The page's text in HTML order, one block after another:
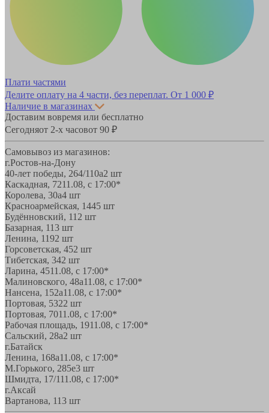
Плати частями
Делите оплату на 4 части, без переплат. От 1 000 ₽
Наличие в магазинах
Доставим вовремя или бесплатно
Сегодняот 2-х часовот 90 ₽
Самовывоз из магазинов:
г.Ростов-на-Дону
40-лет победы, 264/110а2 шт
Каскадная, 7211.08, с 17:00*
Королева, 30а4 шт
Красноармейская, 1445 шт
Будённовский, 11 2 шт
Базарная, 113 шт
Ленина, 1192 шт
Горсоветская, 452 шт
Тибетская, 342 шт
Ларина, 4511.08, с 17:00*
Малиновского, 48а11.08, с 17:00*
Нансена, 152а11.08, с 17:00*
Портовая, 5322 шт
Портовая, 7011.08, с 17:00*
Рабочая площадь, 1911.08, с 17:00*
Сальский, 28a2 шт
г.Батайск
Ленина, 168а11.08, с 17:00*
М.Горького, 285е3 шт
Шмидта, 17/111.08, с 17:00*
г.Аксай
Вартанова, 113 шт